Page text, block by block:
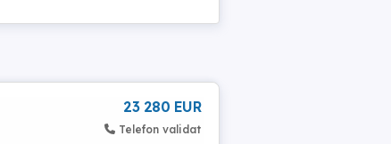
23 280 EUR
Telefon validat